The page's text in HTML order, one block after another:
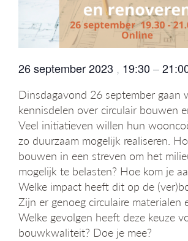
26 september 2023 , 19:30 –
Dinsdagavond 26 september gaan
kennisdelen over circulair bouwen
Veel initiatieven willen hun
zo duurzaam mogelijk realiseren.
bouwen in een streven om het
mogelijk te belasten? Hoe kom je
Welke impact heeft dit op de
Zijn er genoeg circulaire materialen
Welke gevolgen heeft deze keuze
bouwkwaliteit? Doe je mee?